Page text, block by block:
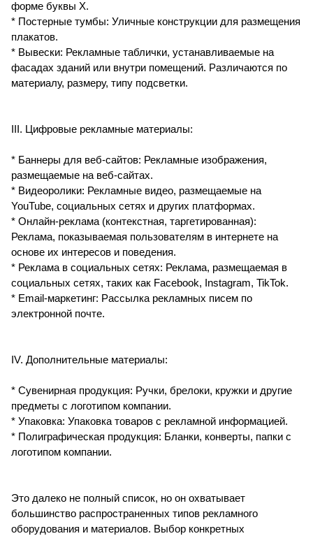
форме буквы X.
* Постерные тумбы: Уличные конструкции для размещения
плакатов.
* Вывески: Рекламные таблички, устанавливаемые на
фасадах зданий или внутри помещений. Различаются по
материалу, размеру, типу подсветки.
III. Цифровые рекламные материалы:
* Баннеры для веб-сайтов: Рекламные изображения,
размещаемые на веб-сайтах.
* Видеоролики: Рекламные видео, размещаемые на
YouTube, социальных сетях и других платформах.
* Онлайн-реклама (контекстная, таргетированная):
Реклама, показываемая пользователям в интернете на
основе их интересов и поведения.
* Реклама в социальных сетях: Реклама, размещаемая в
социальных сетях, таких как Facebook, Instagram, TikTok.
* Email-маркетинг: Рассылка рекламных писем по
электронной почте.
IV. Дополнительные материалы:
* Сувенирная продукция: Ручки, брелоки, кружки и другие
предметы с логотипом компании.
* Упаковка: Упаковка товаров с рекламной информацией.
* Полиграфическая продукция: Бланки, конверты, папки с
логотипом компании.
Это далеко не полный список, но он охватывает
большинство распространенных типов рекламного
оборудования и материалов. Выбор конкретных